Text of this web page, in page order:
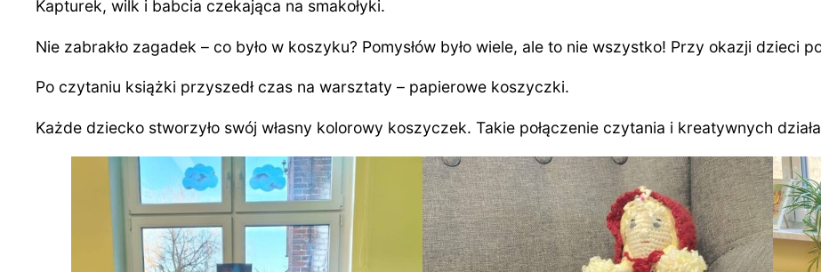
Kapturek, wilk i babcia czekająca na smakołyki.
Nie zabrakło zagadek – co było w koszyku? Pomysłów było wiele, ale to nie wszystko! Przy okazji dzieci
Po czytaniu książki przyszedł czas na warsztaty – papierowe koszyczki.
Każde dziecko stworzyło swój własny kolorowy koszyczek. Takie połączenie czytania i kreatywnych